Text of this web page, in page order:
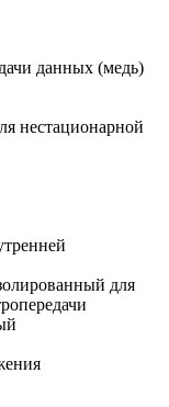
данных (медь)
нестационарной
для